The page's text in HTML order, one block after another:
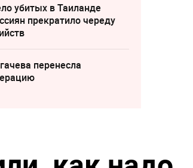
убитых в Таиланде
прекратило череду
перенесла